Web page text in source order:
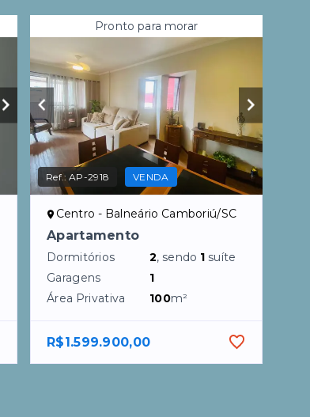
Pronto para morar
Ref.:AP-2918 VENDA
Centro - Balneário Camboriú/SC
Apartamento
Dormitórios 2, sendo 1 suíte
Garagens
1
Área Privativa
100m²
R$1.599.900,00